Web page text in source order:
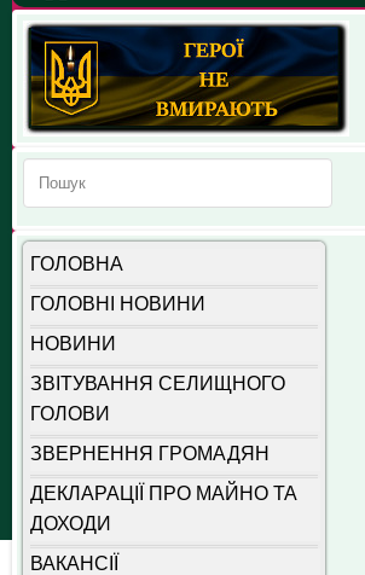
ГОЛОВНА
ГОЛОВНІ НОВИНИ
НОВИНИ
ЗВІТУВАННЯ СЕЛИЩНОГО
ГОЛОВИ
ЗВЕРНЕННЯ ГРОМАДЯН
ДЕКЛАРАЦІЇ ПРО МАЙНО ТА
ДОХОДИ
ВАКАНСІЇ